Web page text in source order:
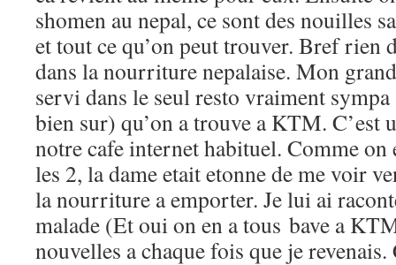
shomen au nepal, ce sont des nouilles
et tout ce qu’on peut trouver. Bref rien
dans la nourriture nepalaise. Mon
servi dans le seul resto vraiment sympa
bien sur) qu’on a trouve a KTM. C’est
notre cafe internet habituel. Comme
les 2, la dame etait etonne de me voir
la nourriture a emporter. Je lui ai
malade (Et oui on en a tous bave a
nouvelles a chaque fois que je revenais.